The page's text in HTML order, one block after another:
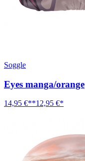
Soggle
Eyes manga/orange
14,95 €**12,95 €*